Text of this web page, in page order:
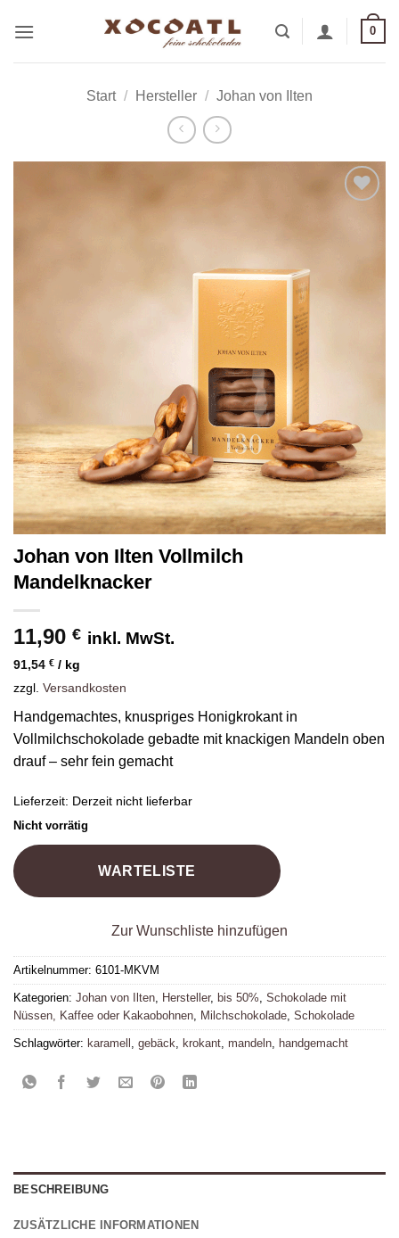
Inhalt
0
Start / Hersteller / Johan von Ilten
Johan von Ilten Vollmilch
Mandelknacker
11,90 € inkl. MwSt.
91,54 € / kg
zzgl. Versandkosten
Handgemachtes, knuspriges Honigkrokant in
Vollmilchschokolade gebadte mit knackigen Mandeln oben
drauf – sehr fein gemacht
Lieferzeit: Derzeit nicht lieferbar
Nicht vorrätig
WARTELISTE
Zur Wunschliste hinzufügen
Artikelnummer: 6101-MKVM
Kategorien: Johan von Ilten, Hersteller, bis 50%, Schokolade mit
Nüssen, Kaffee oder Kakaobohnen, Milchschokolade, Schokolade
Schlagwörter: karamell , gebäck, krokant, mandeln, handgemacht
BESCHREIBUNG
ZUSÄTZLICHE INFORMATIONEN